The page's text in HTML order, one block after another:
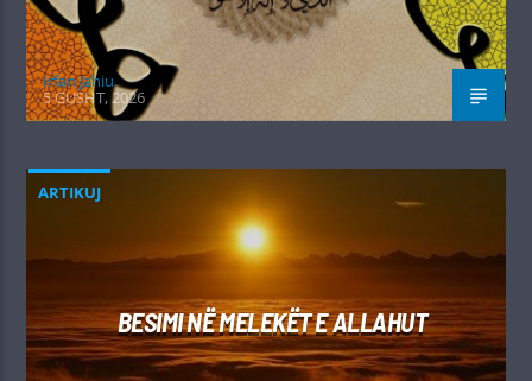
Irfan Jahiu
5 GUSHT, 2026
ARTIKUJ
BESIMI NË MELEKËT E ALLAHUT